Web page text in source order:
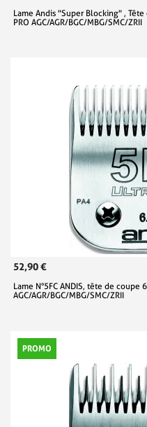
Lame Andis "Super Blocking" ,
PRO AGC/AGR/BGC/MBG/SMC/ZRII
52,90 €
Lame N°5FC ANDIS, tête de
AGC/AGR/BGC/MBG/SMC/ZRII
PROMO